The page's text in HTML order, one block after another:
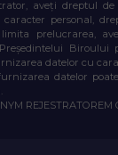
aveți dreptul
personal,
prelucrarea,
Biroului
datelor cu
datelor